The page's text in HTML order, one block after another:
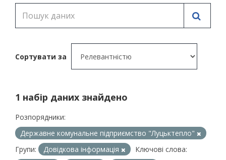
Сортувати за
1 набір даних знайдено
Розпорядники:
Державне комунальне підприємство "Луцьктепло"
Групи:
Довідкова інформація
Ключові слова: